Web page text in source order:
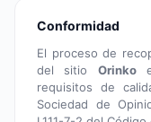
Conformidad
El proceso de
del sitio Orinko
requisitos de
Sociedad de